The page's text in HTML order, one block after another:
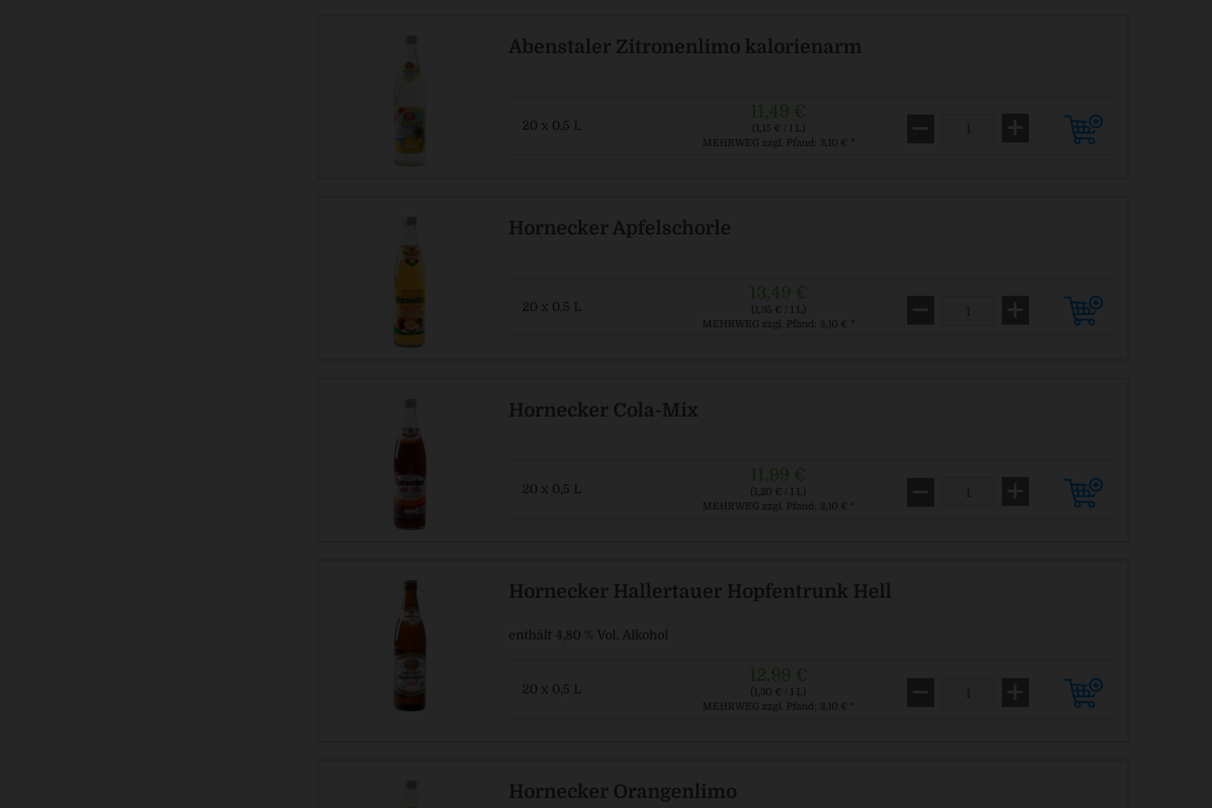
Abenstaler Zitronenlimo kalorienarm
20 x 0,5 L
11,49 €
(1,15 € / 1 L)
MEHRWEG zzgl. Pfand: 3,10 € *
Hornecker Apfelschorle
20 x 0,5 L
13,49 €
(1,35 € / 1 L)
MEHRWEG zzgl. Pfand: 3,10 € *
Hornecker Cola-Mix
20 x 0,5 L
11,99 €
(1,20 € / 1 L)
MEHRWEG zzgl. Pfand: 3,10 € *
Hornecker Hallertauer Hopfentrunk Hell
enthält 4,80 % Vol. Alkohol
20 x 0,5 L
12,99 €
(1,30 € / 1 L)
MEHRWEG zzgl. Pfand: 3,10 € *
Hornecker Orangenlimo